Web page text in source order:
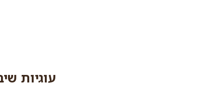
עוגיות